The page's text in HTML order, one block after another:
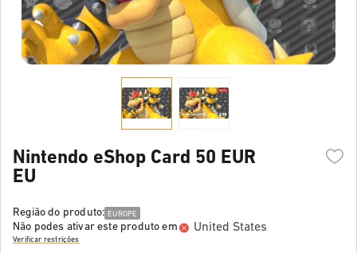
Nintendo eShop Card 50 EUR
EU
Região do produto: EUROPE
Não podes ativar este produto em United States
Verificar restrições